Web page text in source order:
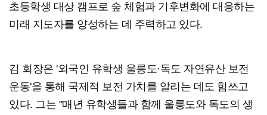
초등학생 대상 캠프로 숲 체험과 기후변화에 대응하는
미래 지도자를 양성하는 데 주력하고 있다.
김 회장은 '외국인 유학생 울릉도·독도 자연유산 보전
운동'을 통해 국제적 보전 가치를 알리는 데도 힘쓰고
있다. 그는 "매년 유학생들과 함께 울릉도와 독도의 생